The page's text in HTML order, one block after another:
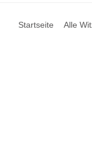
Startseite Alle